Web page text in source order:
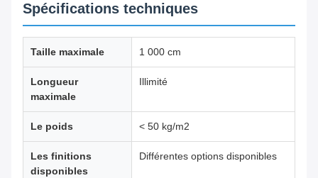
Spécifications techniques
Taille maximale 1 000 cm
Longueur
maximale
Illimité
Le poids < 50 kg/m2
Les finitions
disponibles
Différentes options disponibles